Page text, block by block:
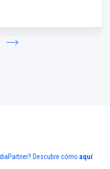
Descubre cómo aquí